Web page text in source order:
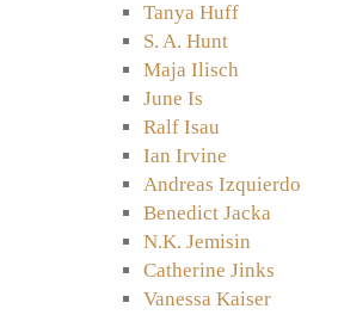
Tanya Huff
S. A. Hunt
Maja Ilisch
June Is
Ralf Isau
Ian Irvine
Andreas Izquierdo
Benedict Jacka
N.K. Jemisin
Catherine Jinks
Vanessa Kaiser